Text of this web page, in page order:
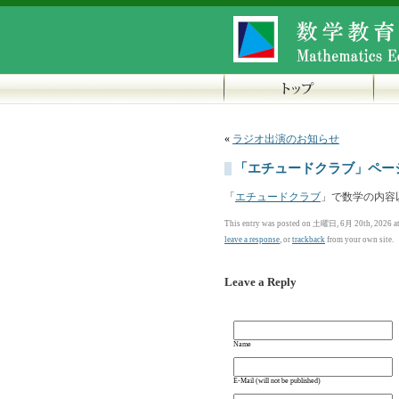
« ラジオ出演のお知らせ
「エチュードクラブ」ペ
「 エチュードクラブ 」で数学の内
This entry was posted on 土曜日, 6月 20th, 2026
leave a response, or trackback from your own site.
Leave a Reply
Name
E-Mail (will not be published)